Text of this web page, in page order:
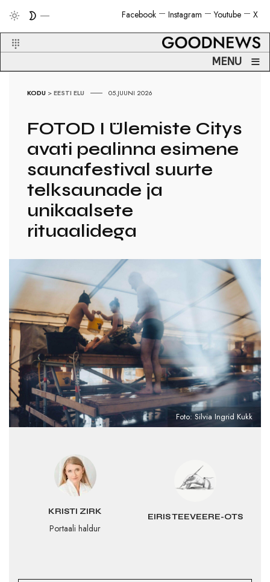
X
Youtube
Instagram
Facebook
MENU ≡
KODU >EESTI ELU 05.JUUNI 2026
FOTOD I Ülemiste Citys
avati pealinna esimene
saunafestival suurte
telksaunade ja
unikaalsete
rituaalidega
KRISTI ZIRK
Portaali haldur
EIRIS TEEVEERE-OTS
Foto: Silvia Ingrid Kukk